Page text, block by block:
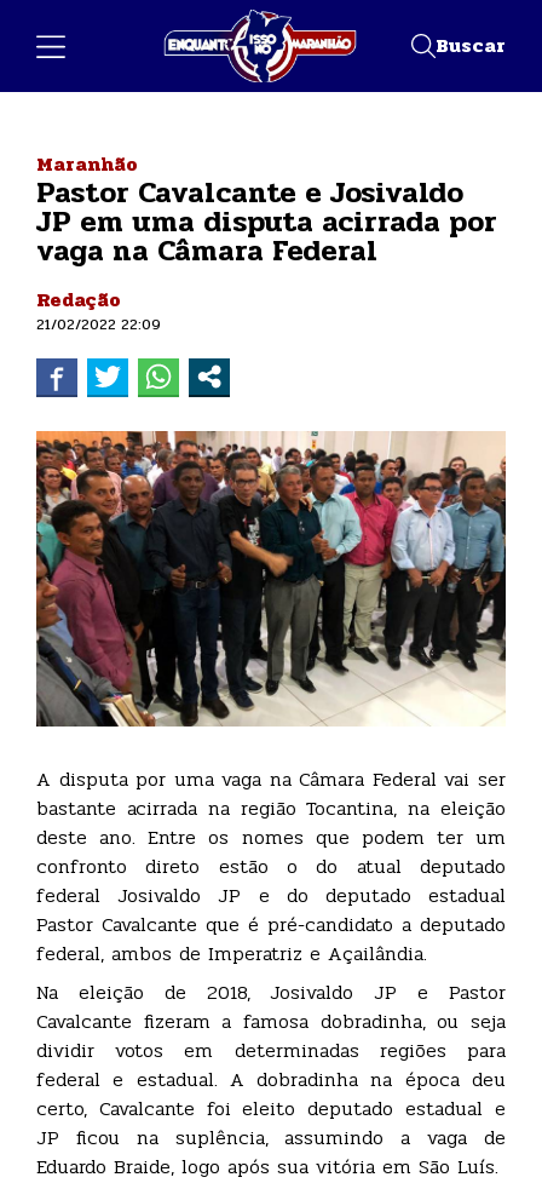
Buscar
Maranhão
Pastor Cavalcante e Josivaldo
JP em uma disputa acirrada por
vaga na Câmara Federal
Redação
21/02/2022 22:09
A disputa por uma vaga na Câmara Federal vai ser
bastante acirrada na região Tocantina, na eleição
deste ano. Entre os nomes que podem ter um
confronto direto estão o do atual deputado
federal Josivaldo JP e do deputado estadual
Pastor Cavalcante que é pré-candidato a deputado
federal, ambos de Imperatriz e Açailândia.
Na eleição de 2018, Josivaldo JP e Pastor
Cavalcante fizeram a famosa dobradinha, ou seja
dividir votos em determinadas regiões para
federal e estadual. A dobradinha na época deu
certo, Cavalcante foi eleito deputado estadual e
JP ficou na suplência, assumindo a vaga de
Eduardo Braide, logo após sua vitória em São Luís.